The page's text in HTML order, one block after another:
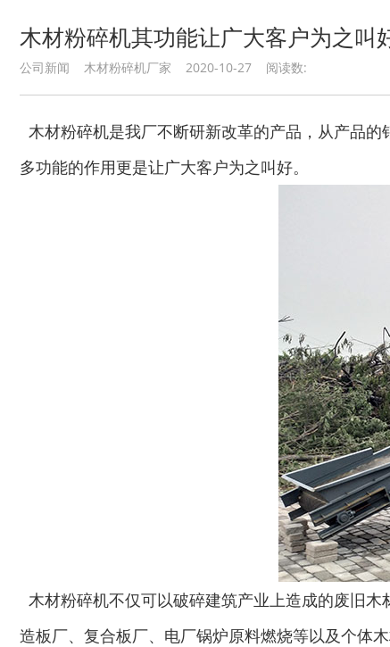
木材粉碎机其功能让广大客户为之叫
公司新闻 木材粉碎机厂家 2020-10-27 阅读数:
木材粉碎机是我厂不断研新改革的产品，从产品
多功能的作用更是让广大客户为之叫好。
木材粉碎机不仅可以破碎建筑产业上造成的废旧
造板厂、复合板厂、电厂锅炉原料燃烧等以及个体